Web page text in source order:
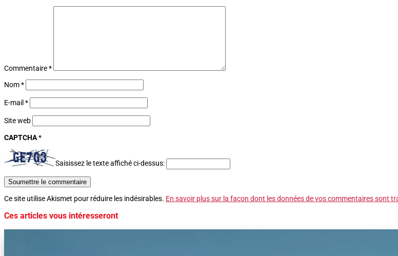
Commentaire*
Nom*
E-mail *
Site web
CAPTCHA*
Saisissez le texte affiché ci-dessus:
Soumettre le commentaire
Ce site utilise Akismet pour réduire les indésirables. En savoir plus sur la façon dont les données de vos commentaires sont
Ces articles vous intéresseront